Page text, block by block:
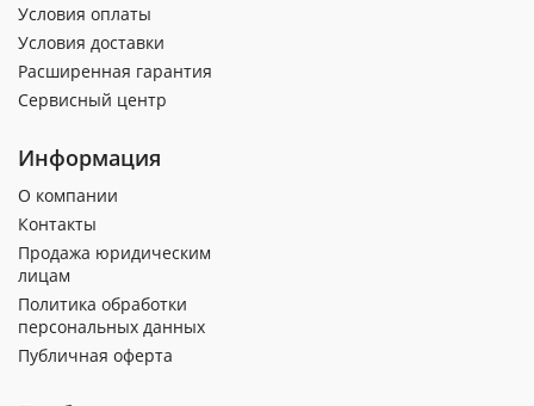
Условия оплаты
Условия доставки
Расширенная гарантия
Сервисный центр
Информация
О компании
Контакты
Продажа юридическим
лицам
Политика обработки
персональных данных
Публичная оферта